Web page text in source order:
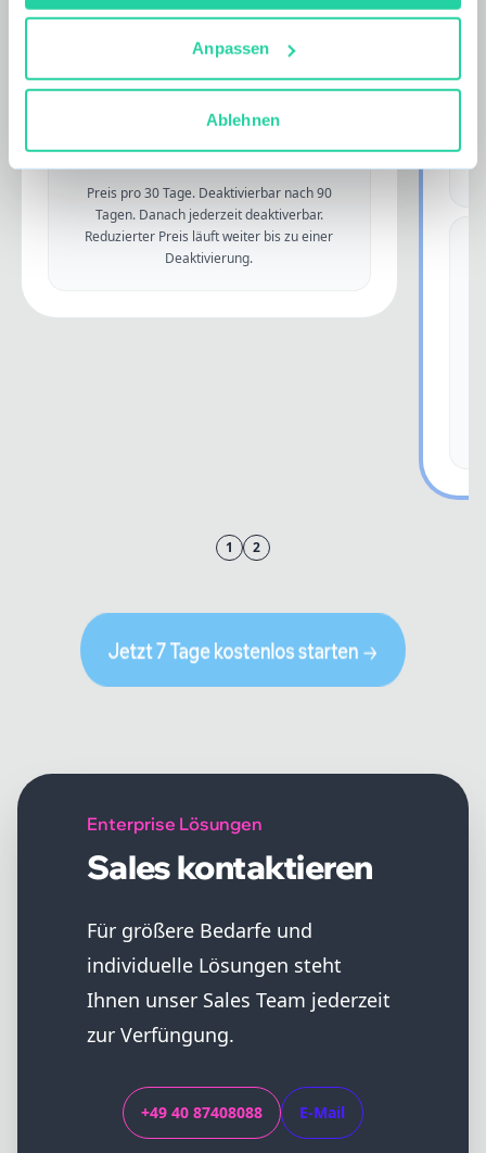
Anpassen
Ablehnen
90 Tage ab
€199EUR
Preis pro 30 Tage. Deaktivierbar nach 90
Tagen. Danach jederzeit deaktiverbar.
Reduzierter Preis läuft weiter bis zu einer
Deaktivierung.
1 2
Enterprise Lösungen
Sales kontaktieren
Für größere Bedarfe und
individuelle Lösungen steht
Ihnen unser Sales Team jederzeit
zur Verfüngung.
+49 40 87408088 E-Mail